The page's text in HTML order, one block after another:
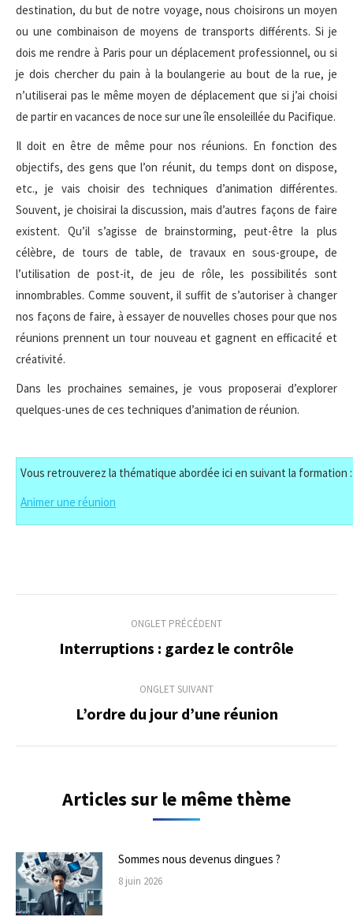
destination, du but de notre voyage, nous choisirons un moyen
ou une combinaison de moyens de transports différents. Si je
dois me rendre à Paris pour un déplacement professionnel, ou si
je dois chercher du pain à la boulangerie au bout de la rue, je
n’utiliserai pas le même moyen de déplacement que si j’ai choisi
de partir en vacances de noce sur une île ensoleillée du Pacifique.
Il doit en être de même pour nos réunions. En fonction des
objectifs, des gens que l’on réunit, du temps dont on dispose,
etc., je vais choisir des techniques d’animation différentes.
Souvent, je choisirai la discussion, mais d’autres façons de faire
existent. Qu’il s’agisse de brainstorming, peut-être la plus
célèbre, de tours de table, de travaux en sous-groupe, de
l’utilisation de post-it, de jeu de rôle, les possibilités sont
innombrables. Comme souvent, il suffit de s’autoriser à changer
nos façons de faire, à essayer de nouvelles choses pour que nos
réunions prennent un tour nouveau et gagnent en efficacité et
créativité.
Dans les prochaines semaines, je vous proposerai d’explorer
quelques-unes de ces techniques d’animation de réunion.
Vous retrouverez la thématique abordée ici en suivant la formation :
Animer une réunion
commentaire
ONGLET PRÉCÉDENT
Onglet
Interruptions : gardez le contrôle
ONGLET SUIVANT
Onglet
L’ordre du jour d’une réunion
Articles sur le même thème
Sommes nous devenus dingues ?
8 juin 2026